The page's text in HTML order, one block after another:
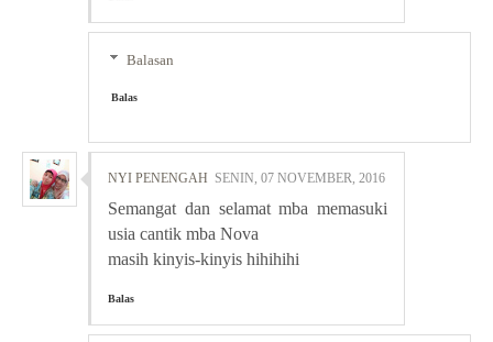
Balasan
Balas
NYI PENENGAH SENIN, 07 NOVEMBER, 2016
Semangat dan selamat mba memasuki
usia cantik mba Nova
masih kinyis-kinyis hihihihi
Balas